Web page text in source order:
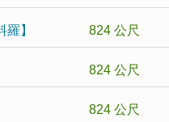
】 824 公尺
824 公尺
824 公尺